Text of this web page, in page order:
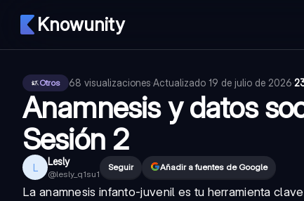
Knowunity
Otros 68 visualizaciones·Actualizado 19 de julio de 2026·
Anamnesis y datos
Sesión 2
L Lesly
@lesly_q1su1
Seguir Añadir a fuentes de Google
La anamnesis infanto-juvenil es tu herramienta